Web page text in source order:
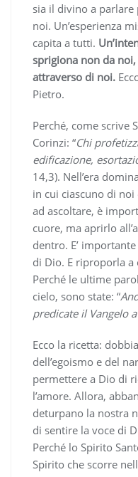
sia il divino a
noi. Un’esperienza
capita a tutti.
sprigiona non da
attraverso di noi.
Pietro.
Perché, come scrive
Corinzi: “Chi
edificazione,
14,3). Nell’era
in cui ciascuno di
ad ascoltare, è
cuore, ma aprirlo
dentro. E’
di Dio. E riproporla a
Perché le ultime
cielo, sono state: “
predicate il Vangelo
Ecco la ricetta:
dell’egoismo e del
permettere a Dio di
l’amore. Allora,
deturpano la nostra
di sentire la voce di
Perché lo Spirito
Spirito che scorre